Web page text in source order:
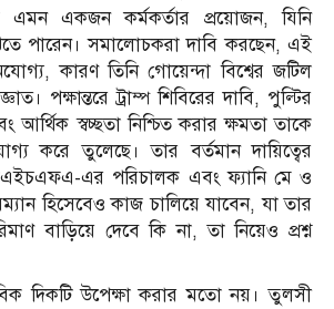
এমন একজন কর্মকর্তার প্রয়োজন, যিনি
পারেন। সমালোচকরা দাবি করছেন, এই
কারণ তিনি গোয়েন্দা বিশ্বের জটিল
পক্ষান্তরে ট্রাম্প শিবিরের দাবি, পুল্টির
আর্থিক স্বচ্ছতা নিশ্চিত করার ক্ষমতা তাকে
করে তুলেছে। তার বর্তমান দায়িত্বের
এর পরিচালক এবং ফ্যানি মে ও
হিসেবেও কাজ চালিয়ে যাবেন, যা তার
বাড়িয়ে দেবে কি না, তা নিয়েও প্রশ্ন
দিকটি উপেক্ষা করার মতো নয়। তুলসী